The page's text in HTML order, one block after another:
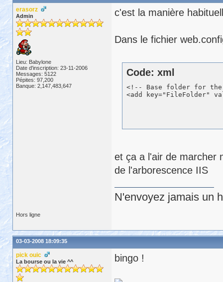
erasorz
Admin
Lieu: Babylone
Date d'inscription: 23-11-2006
Messages: 5122
Pépites: 97,200
Banque: 2,147,483,647
c'est la manière
Dans le fichier
Code: xml
<!-- Base folder for the
et ça a l'air de marcher
de l'arborescence IIS
N'envoyez jamais un
Hors ligne
03-03-2008 18:09:35
pick ouic
La bourse ou la vie ^^ bingo !